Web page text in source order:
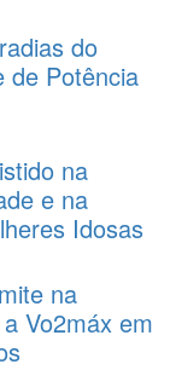
do
de Potência
na
e na
Idosas
na
Vo2máx em